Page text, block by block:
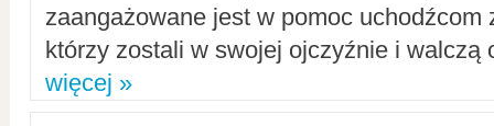
zaangażowane jest w pomoc uchodźcom
którzy zostali w swojej ojczyźnie i walczą
więcej »